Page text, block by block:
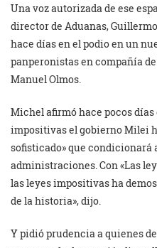
Una voz autorizada de ese
director de Aduanas,
hace días en el podio en un
panperonistas en compañía
Manuel Olmos.
Michel afirmó hace pocos días
impositivas el gobierno Milei
sofisticado» que condicionará
administraciones. Con «Las
las leyes impositivas ha
de la historia», dijo.
Y pidió prudencia a quienes